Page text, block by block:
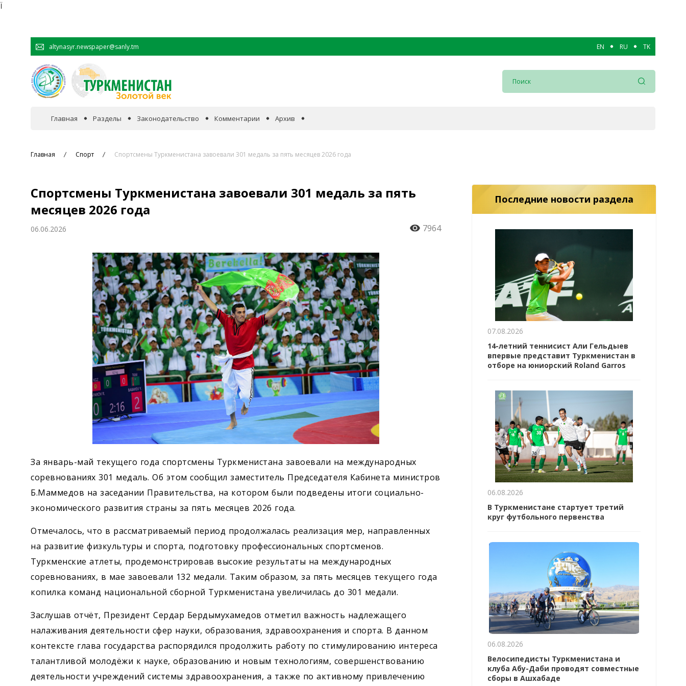
Ï
altynasyr.newspaper@sanly.tm EN RU TK
Главная Разделы
Сотрудничество
Общество
Культура
Наука
Спорт
Законодательство Комментарии Архив
Главная Спорт Спортсмены Туркменистана завоевали 301 медаль за пять месяцев 2026 года
Спортсмены Туркменистана завоевали 301 медаль за пять
месяцев 2026 года
06.06.2026 7964
За январь-май текущего года спортсмены Туркменистана завоевали на международных
соревнованиях 301 медаль. Об этом сообщил заместитель Председателя Кабинета министров
Б.Маммедов на заседании Правительства, на котором были подведены итоги социально-
экономического развития страны за пять месяцев 2026 года.
Отмечалось, что в рассматриваемый период продолжалась реализация мер, направленных
на развитие физкультуры и спорта, подготовку профессиональных спортсменов.
Туркменские атлеты, продемонстрировав высокие результаты на международных
соревнованиях, в мае завоевали 132 медали. Таким образом, за пять месяцев текущего года
копилка команд национальной сборной Туркменистана увеличилась до 301 медали.
Заслушав отчёт, Президент Сердар Бердымухамедов отметил важность надлежащего
налаживания деятельности сфер науки, образования, здравоохранения и спорта. В данном
контексте глава государства распорядился продолжить работу по стимулированию интереса
талантливой молодёжи к науке, образованию и новым технологиям, совершенствованию
деятельности учреждений системы здравоохранения, а также по активному привлечению
Последние новости раздела
07.08.2026
14-летний теннисист Али Гельдыев
впервые представит Туркменистан в
отборе на юниорский Roland Garros
06.08.2026
В Туркменистане стартует третий
круг футбольного первенства
06.08.2026
Велосипедисты Туркменистана и
клуба Абу-Даби проводят совместные
сборы в Ашхабаде